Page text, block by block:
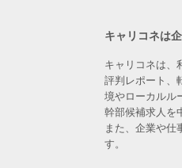
キャリコネは
キャリコネは、
評判レポート、
境やローカルル
幹部候補求人を
また、企業や仕
す。